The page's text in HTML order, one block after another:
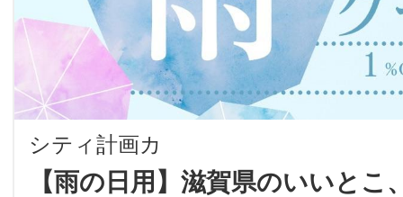
シティ計画カ
【雨の日用】滋賀県のいいとこ
X
LINE
加盟スポットに
地域に導入を